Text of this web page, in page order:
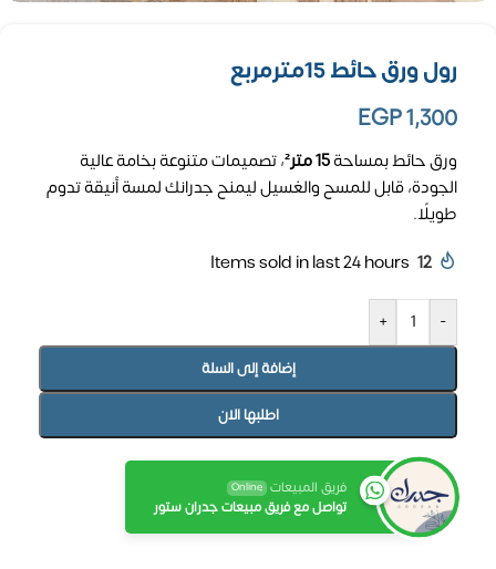
رول ورق حائط 15مترمربع
EGP1,300
ورق حائط بمساحة15 متر²
، تصميمات متنوعة بخامة عالية
الجودة، قابل للمسح والغسيل ليمنح جدرانك لمسة أنيقة تدوم
طويلًا.
12
Items sold in last 24 hours
-
+
إضافة إلى السلة
اطلبها الان
فريق المبيعات Online
تواصل مع فريق مبيعات جدران ستور